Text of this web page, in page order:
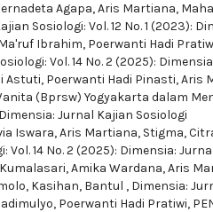
Agapa, Aris Martiana,
Sosiologi: Vol. 12 No. 1 (2023):
Ibrahim, Poerwanti Hadi
Vol. 14 No. 2 (2025):
Astuti, Poerwanti Hadi Pinasti,
(Bprsw) Yogyakarta dalam
Jurnal Kajian Sosiologi
Iswara, Aris Martiana, Stigma,
Vol. 14 No. 2 (2025): Dimensia:
Amika Wardana, Aris
Kasihan, Bantul , Dimensia:
Poerwanti Hadi Pratiwi,